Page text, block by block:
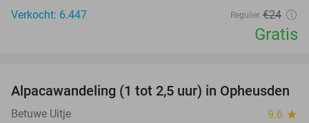
Verkocht: 6.447
Regulier €24
Gratis
38%
Alpacawandeling (1 tot 2,5 uur) in Opheusden
Betuwe Uitje 9.6 star